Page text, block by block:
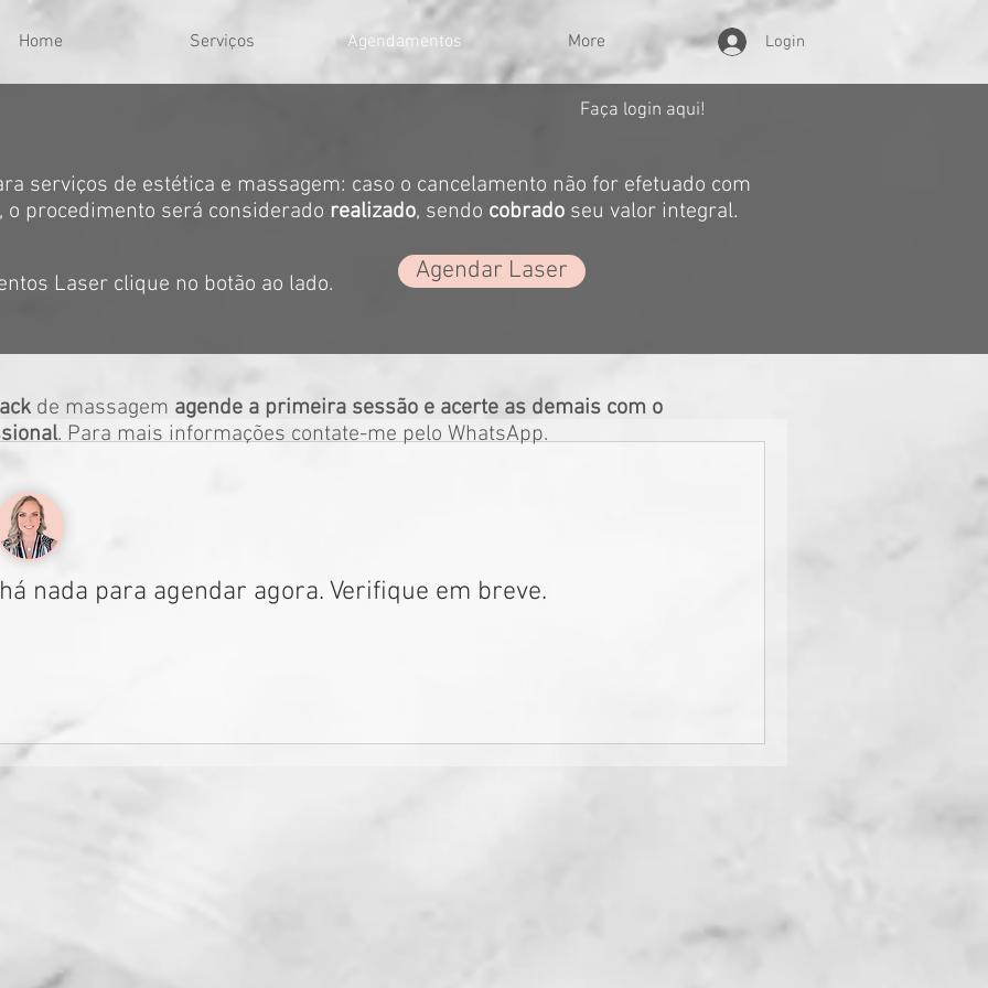
Home Serviços Agendamentos More Login
Faça login aqui!
serviços de estética e massagem: caso o cancelamento não for efetuado com
o procedimento será considerado realizado, sendo cobrado seu valor integral.
Laser clique no botão ao lado. Agendar Laser
nada para agendar agora. Verifique em breve.
de massagem agende a primeira sessão e acerte as demais com o
. Para mais informações contate-me pelo WhatsApp.